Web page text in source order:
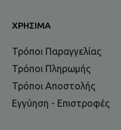
ΧΡΉΣΙΜΑ
Τρόποι Παραγγελίας
Τρόποι Πληρωμής
Τρόποι Αποστολής
Εγγύηση - Επιστροφές